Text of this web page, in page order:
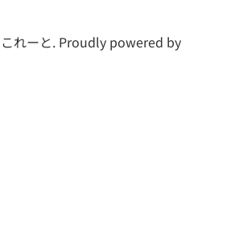
れーと. Proudly powered by